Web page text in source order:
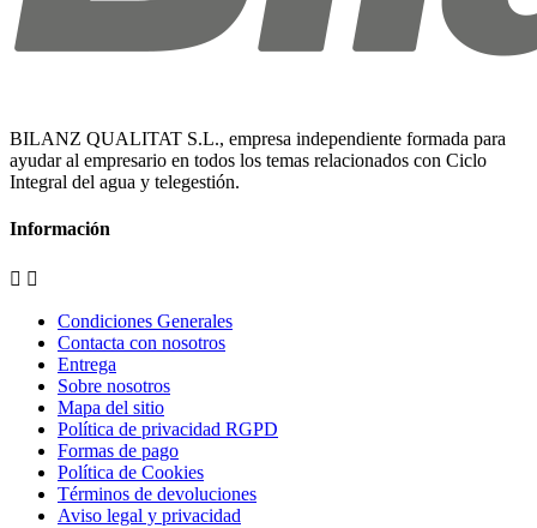
BILANZ QUALITAT S.L., empresa independiente formada para
ayudar al empresario en todos los temas relacionados con Ciclo
Integral del agua y telegestión.
Información
 
Condiciones Generales
Contacta con nosotros
Entrega
Sobre nosotros
Mapa del sitio
Política de privacidad RGPD
Formas de pago
Política de Cookies
Términos de devoluciones
Aviso legal y privacidad